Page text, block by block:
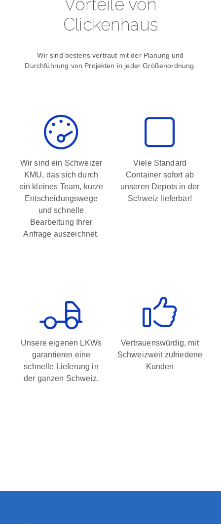
Vorteile von
Clickenhaus
Wir sind bestens vertraut mit der Planung und
Durchführung von Projekten in jeder Größenordnung.
Wir sind ein Schweizer
KMU, das sich durch
ein kleines Team, kurze
Entscheidungswege
und schnelle
Bearbeitung Ihrer
Anfrage auszeichnet.
Viele Standard
Container sofort ab
unseren Depots in der
Schweiz lieferbar!
Unsere eigenen LKWs
garantieren eine
schnelle Lieferung in
der ganzen Schweiz.
Vertrauenswürdig, mit
Schweizweit zufriedene
Kunden